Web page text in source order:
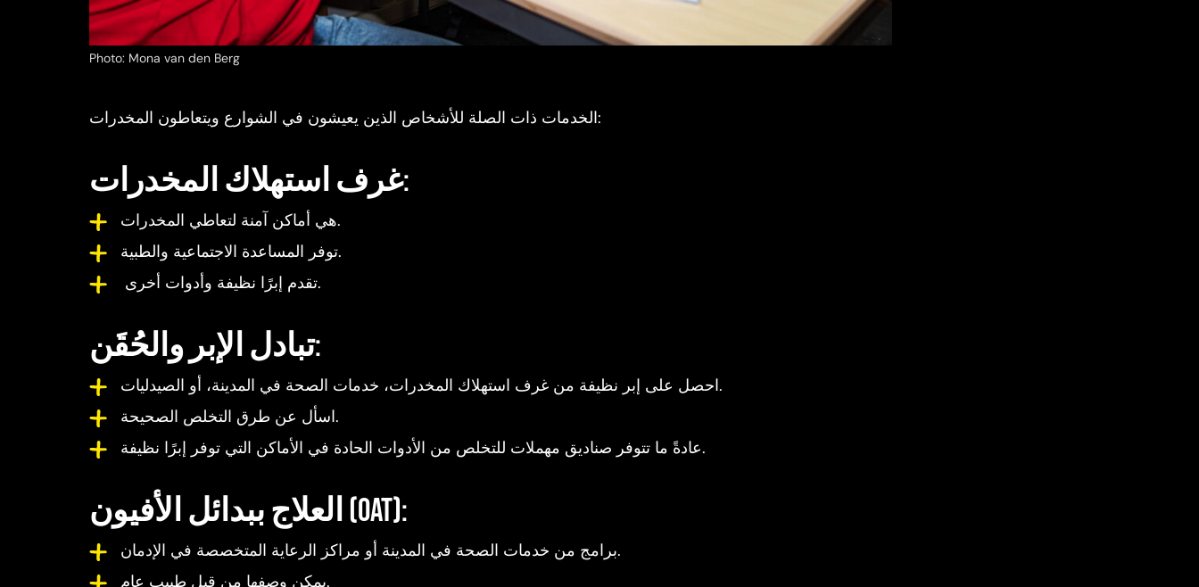
Photo: Mona van den Berg
الخدمات ذات الصلة للأشخاص الذين يعيشون في الشوارع ويتعاطون المخدرات:
غرف استهلاك المخدرات:
هي أماكن آمنة لتعاطي المخدرات.
توفر المساعدة الاجتماعية والطبية.
تقدم إبرًا نظيفة وأدوات أخرى.
تبادل الإبر والحُقَن:
احصل على إبر نظيفة من غرف استهلاك المخدرات، خدمات الصحة في المدينة، أو الصيدليات.
اسأل عن طرق التخلص الصحيحة.
عادةً ما تتوفر صناديق مهملات للتخلص من الأدوات الحادة في الأماكن التي توفر إبرًا نظيفة.
العلاج ببدائل الأفيون (OAT):
برامج من خدمات الصحة في المدينة أو مراكز الرعاية المتخصصة في الإدمان.
يمكن وصفها من قبل طبيب عام.